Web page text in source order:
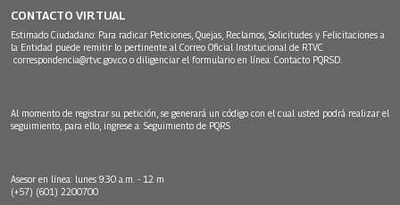
CONTACTO VIRTUAL
Estimado Ciudadano: Para radicar Peticiones, Quejas, Reclamos, Solicitudes y Felicitaciones a
la Entidad puede remitir lo pertinente al Correo Oficial Institucional de RTVC
correspondencia@rtvc.gov.co o diligenciar el formulario en línea: Contacto PQRSD.
Al momento de registrar su petición, se generará un código con el cual usted podrá realizar el
seguimiento, para ello, ingrese a: Seguimiento de PQRS
Asesor en línea: lunes 9:30 a.m. - 12 m
(+57) (601) 2200700